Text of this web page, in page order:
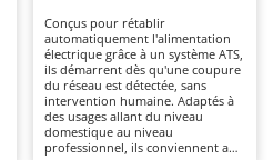
- Démarreurs
espaces bien ventilés ; un contrôle
régulier du filtre à air, des bougies
et du niveau d'huile est
recommandé.
Conçus pour rétablir
automatiquement l'alimentation
électrique grâce à un système ATS,
ils démarrent dès qu'une coupure
du réseau est détectée, sans
intervention humaine. Adaptés à
des usages allant du niveau
domestique au niveau
professionnel, ils conviennent aux